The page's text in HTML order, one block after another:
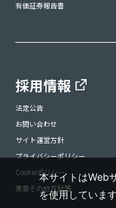
有価証券報告書
採用情報
法定公告
お問い合わせ
サイト運営方針
プライバシーポリシー
Cookieポリシー
憲章その他方針等
本サイトはWeb
を使用していま